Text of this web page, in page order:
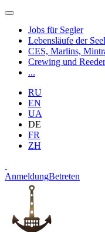
Jobs für Segler
Lebensläufe der
CES, Marlins,
Crewing und
...
RU
EN
UA
DE
FR
ZH
AnmeldungBetreten